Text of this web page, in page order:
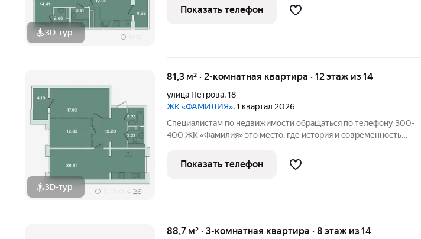
3D-тур
удобствами. Вокруг ЖК раскинулись улочки, хранящие в себе
воспоминания,
Показать телефон
3D-тур + 26
81,3 м² · 2-комнатная квартира · 12 этаж из 14
улица Петрова,18
ЖК «ФАМИЛИЯ», 1 квартал 2026
Специалистам по недвижимости обращаться по телефону 300-
400 ЖК «Фамилия» это место, где история и современность
эстетику прошлого, соседствует с современными технологиями и
удобствами. Вокруг
Показать телефон
88,7 м² · 3-комнатная квартира · 8 этаж из 14